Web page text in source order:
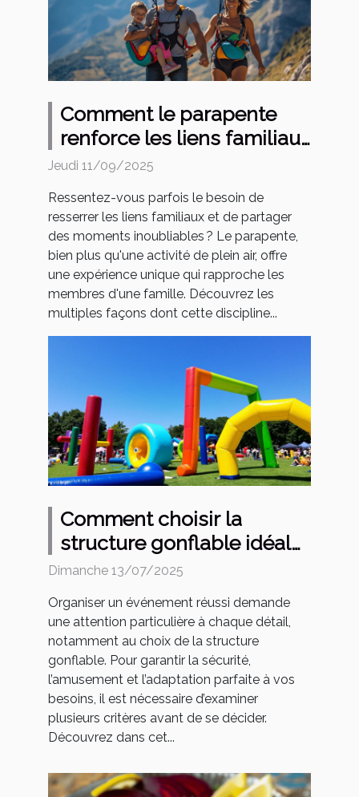
Comment le parapente
renforce les liens familiaux
?
Jeudi 11/09/2025
Ressentez-vous parfois le besoin de
resserrer les liens familiaux et de partager
des moments inoubliables ? Le parapente,
bien plus qu'une activité de plein air, offre
une expérience unique qui rapproche les
membres d'une famille. Découvrez les
multiples façons dont cette discipline...
Comment choisir la
structure gonflable idéale
pour votre événement ?
Dimanche 13/07/2025
Organiser un événement réussi demande
une attention particulière à chaque détail,
notamment au choix de la structure
gonflable. Pour garantir la sécurité,
l’amusement et l’adaptation parfaite à vos
besoins, il est nécessaire d’examiner
plusieurs critères avant de se décider.
Découvrez dans cet...